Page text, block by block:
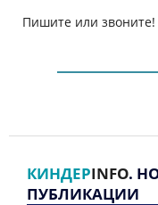
Пишите или
КИНДЕРINFO.
ПУБЛИКАЦИИ